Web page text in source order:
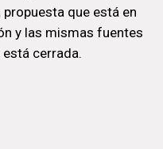
que está en
y las mismas fuentes
cerrada.